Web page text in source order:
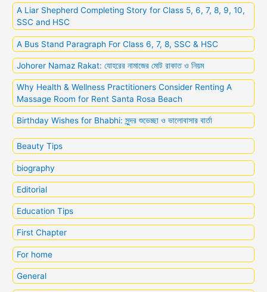
A Liar Shepherd Completing Story for Class 5, 6, 7, 8, 9, 10,
SSC and HSC
A Bus Stand Paragraph For Class 6, 7, 8, SSC & HSC
Johorer Namaz Rakat: যোহরের নামাজের মোট রাকাত ও নিয়ম
Why Health & Wellness Practitioners Consider Renting A
Massage Room for Rent Santa Rosa Beach
Birthday Wishes for Bhabhi: সুন্দর শুভেচ্ছা ও ভালোবাসার বার্তা
Beauty Tips
biography
Editorial
Education Tips
First Chapter
For home
General